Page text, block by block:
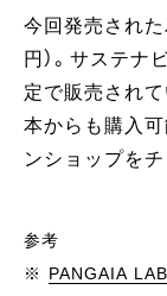
今回発売され
円）。サステ
定で販売されて
本からも購入可
ンショップをチ
参考
※ PANGAIA